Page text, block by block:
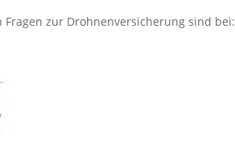
zur Drohnenversicherung sind bei: